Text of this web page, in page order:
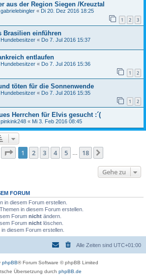
aus der Region Siegen /Kreuztal
gabrielebingler « Di 20. Dez 2016 18:25
1 2 3
Brasilien einführen
Hundebesitzer « Do 7. Jul 2016 15:37
entlaufen
Hundebesitzer « Do 7. Jul 2016 15:36
1 2
töten für die Sonnenwende
Hundebesitzer « Do 7. Jul 2016 15:35
1 2
Herrchen für Elvis gesucht :´(
pinkink248 « Mi 3. Feb 2016 08:45
Seite 1von 18
1 2 3 4 5 18
Gehe zu
FORUM
in diesem Forum erstellen.
in diesem Forum erstellen.
Forum nicht ändern.
Forum nicht löschen.
in diesem Forum erstellen.
Alle Zeiten sind UTC+01:00
phpBB® Forum Software © phpBB Limited
Übersetzung durch phpBB.de